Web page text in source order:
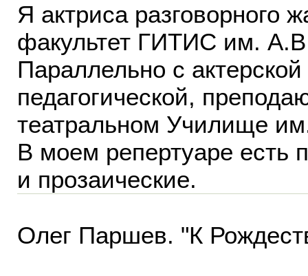
Я актриса разговорного
факультет ГИТИС им.
Параллельно с
педагогической,
театральном Училище
В моем репертуаре есть
и прозаические.
Олег Паршев. "К